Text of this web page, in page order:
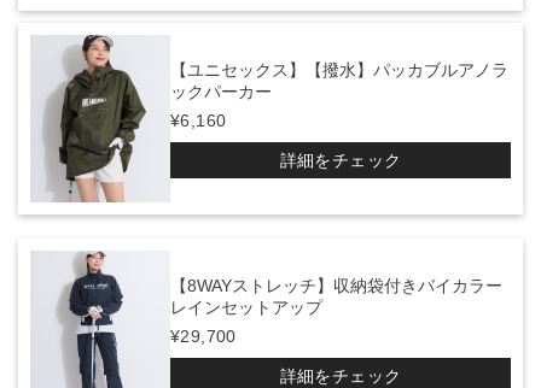
【ユニセックス】【撥水】パッカブルアノラ
ックパーカー
¥6,160
詳細をチェック
【8WAYストレッチ】収納袋付きバイカラー
レインセットアップ
¥29,700
詳細をチェック